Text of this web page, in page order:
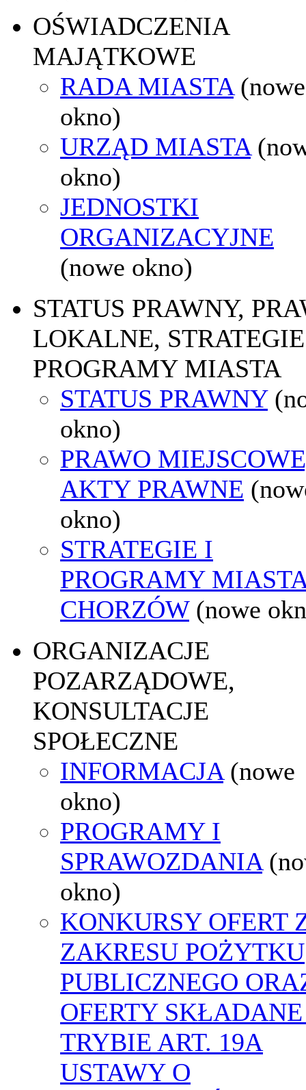
OŚWIADCZENIA
MAJĄTKOWE
RADA MIASTA (nowe
okno)
URZĄD MIASTA
okno)
JEDNOSTKI
ORGANIZACYJNE
(nowe okno)
STATUS PRAWNY,
LOKALNE,
PROGRAMY MIASTA
STATUS PRAWNY
okno)
PRAWO
AKTY PRAWNE
okno)
STRATEGIE I
PROGRAMY
CHORZÓW (nowe
ORGANIZACJE
POZARZĄDOWE,
KONSULTACJE
SPOŁECZNE
INFORMACJA (nowe
okno)
PROGRAMY I
SPRAWOZDANIA
okno)
KONKURSY OFERT
ZAKRESU POŻYTKU
PUBLICZNEGO
OFERTY
TRYBIE ART. 19A
USTAWY O